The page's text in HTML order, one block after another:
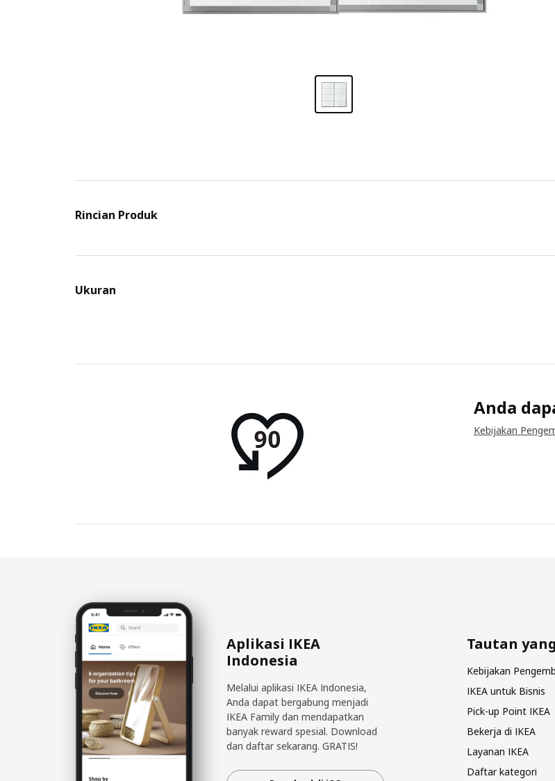
Rincian Produk
Ukuran
Anda
Kebijakan
Aplikasi IKEA
Indonesia
Melalui aplikasi IKEA Indonesia,
Anda dapat bergabung menjadi
IKEA Family dan mendapatkan
banyak reward spesial. Download
dan daftar sekarang. GRATIS!
Tautan
Kebijakan
IKEA untuk Bisnis
Pick-up Point IKEA
Bekerja di IKEA
Layanan IKEA
Daftar kategori